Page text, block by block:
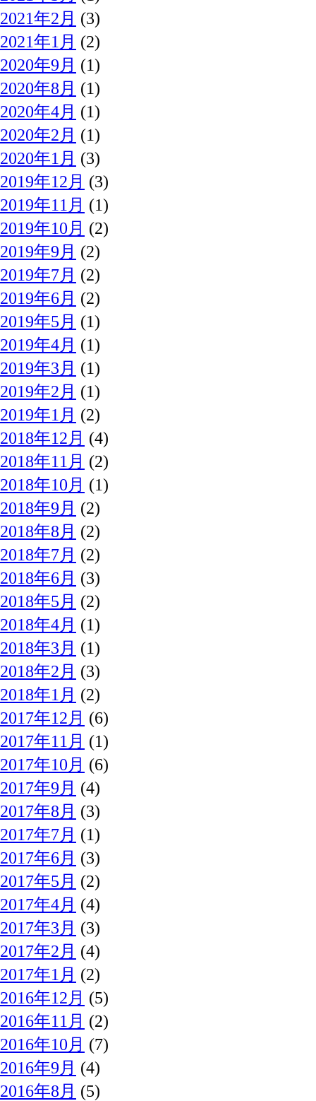
2021年2月 (3)
2021年1月 (2)
2020年9月 (1)
2020年8月 (1)
2020年4月 (1)
2020年2月 (1)
2020年1月 (3)
2019年12月 (3)
2019年11月 (1)
2019年10月 (2)
2019年9月 (2)
2019年7月 (2)
2019年6月 (2)
2019年5月 (1)
2019年4月 (1)
2019年3月 (1)
2019年2月 (1)
2019年1月 (2)
2018年12月 (4)
2018年11月 (2)
2018年10月 (1)
2018年9月 (2)
2018年8月 (2)
2018年7月 (2)
2018年6月 (3)
2018年5月 (2)
2018年4月 (1)
2018年3月 (1)
2018年2月 (3)
2018年1月 (2)
2017年12月 (6)
2017年11月 (1)
2017年10月 (6)
2017年9月 (4)
2017年8月 (3)
2017年7月 (1)
2017年6月 (3)
2017年5月 (2)
2017年4月 (4)
2017年3月 (3)
2017年2月 (4)
2017年1月 (2)
2016年12月 (5)
2016年11月 (2)
2016年10月 (7)
2016年9月 (4)
2016年8月 (5)